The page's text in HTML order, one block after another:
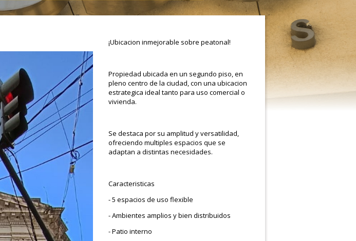
¡Ubicacion inmejorable sobre peatonal!
Propiedad ubicada en un segundo piso, en
pleno centro de la ciudad, con una ubicacion
estrategica ideal tanto para uso comercial o
vivienda.
Se destaca por su amplitud y versatilidad,
ofreciendo multiples espacios que se
adaptan a distintas necesidades.
Caracteristicas
- 5 espacios de uso flexible
- Ambientes amplios y bien distribuidos
- Patio interno